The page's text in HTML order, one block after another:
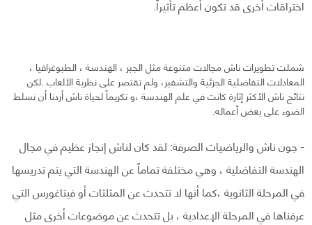
اختراقات أخرى قد تكون أعظم تأثيراً.
شملت تطويرات ناش مجالات متنوعة مثل الجبر ، الهندسة ، الطبوغرافيا ،
المعادلات التفاضلية الجزئية والتشفير، ولم تقتصر على نظرية الألعاب .لكن
نتائج ناش الأكثر إثارة كانت في علم الهندسة ،و تكريماً لحياة ناش أردنا أن نسلط
الضوء على بعض أعماله.
- جون ناش والرياضيات الصرفة: لقد كان لناش إنجاز عظيم في مجال
الهندسة التفاضلية ، وهي مختلفة تماماً عن الهندسة التي يتم تدريسها
في المرحلة الثانوية ،كما أنها لا تتحدث عن المثلثات أو فيتاغورس التي
عرفناها في المرحلة الإعدادية ، بل تتحدث عن موضوعات أخرى مثل